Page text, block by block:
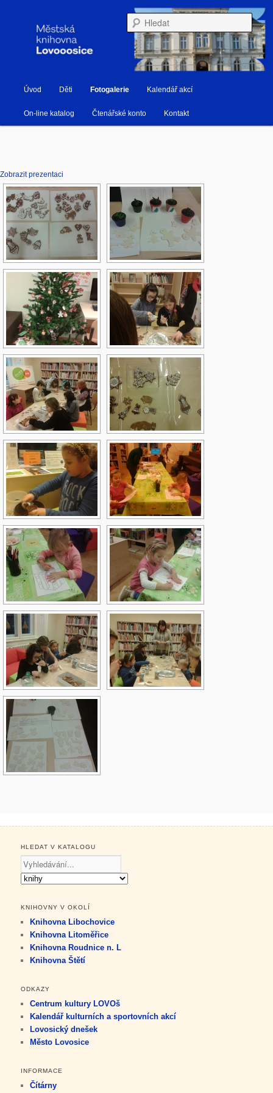
Knihovna Lovosice
Hlavní navigační menu
Přejít k hlavnímu obsahu webu
Přejít k obsahu postranního panelu
Úvod Děti Fotogalerie Kalendář akcí
On-line katalog Čtenářské konto Kontakt
Zobrazit prezentaci
HLEDAT V KATALOGU
KNIHOVNY V OKOLÍ
Knihovna Libochovice
Knihovna Litoměřice
Knihovna Roudnice n. L
Knihovna Štětí
ODKAZY
Centrum kultury LOVOš
Kalendář kulturních a sportovních akcí
Lovosický dnešek
Město Lovosice
INFORMACE
Čítárny